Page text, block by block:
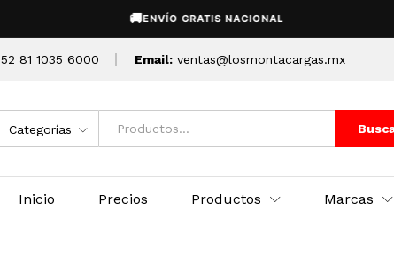
ENVÍO GRATIS NACIONAL
52 81 1035 6000 Email: ventas@losmontacargas.mx
Categorías
Inicio Precios Productos Marcas